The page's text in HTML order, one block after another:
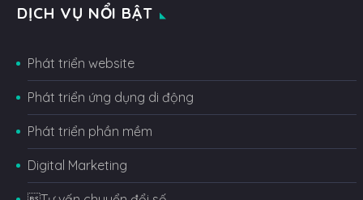
DỊCH VỤ NỔI BẬT
Phát triển website
Phát triển ứng dụng di động
Phát triển phần mềm
Digital Marketing